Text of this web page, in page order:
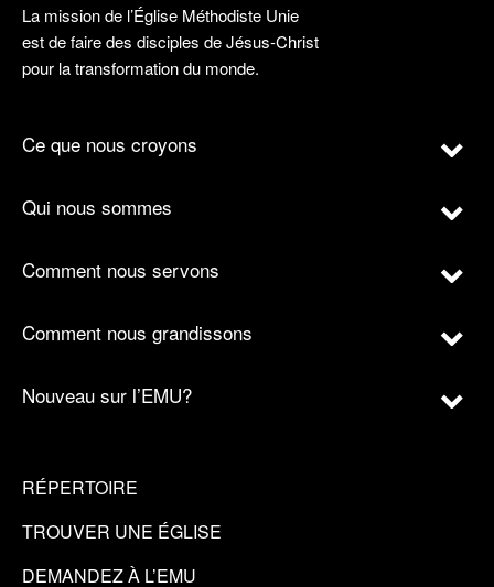
La mission de l’Église Méthodiste Unie
est de faire des disciples de Jésus-Christ
pour la transformation du monde.
Ce que nous croyons
Qui nous sommes
Comment nous servons
Comment nous grandissons
Nouveau sur l’EMU?
RÉPERTOIRE
TROUVER UNE ÉGLISE
DEMANDEZ À L’EMU